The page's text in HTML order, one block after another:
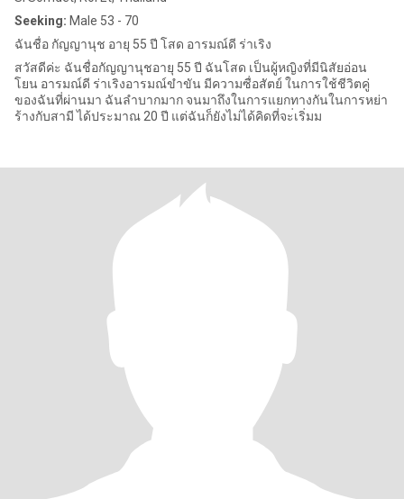
Seeking: Male 53 - 70
ฉันชื่อ กัญญานุช อายุ 55 ปี โสด อารมณ์ดี ร่าเริง
สวัสดีค่ะ ฉันชื่อกัญญานุชอายุ 55 ปี ฉันโสด เป็นผู้หญิงที่มีนิสัยอ่อน
โยน อารมณ์ดี ร่าเริงอารมณ์ขำขัน มีความซื่อสัตย์ ในการใช้ชีวิตคู่
ของฉันที่ผ่านมา ฉันลำบากมาก จนมาถึงในการแยกทางกันในการหย่า
ร้างกับสามี ได้ประมาณ 20 ปี แต่ฉันก็ยังไม่ได้คิดที่จะ่เริ่มม